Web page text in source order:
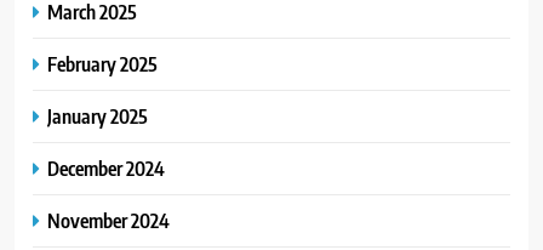
March 2025
February 2025
January 2025
December 2024
November 2024